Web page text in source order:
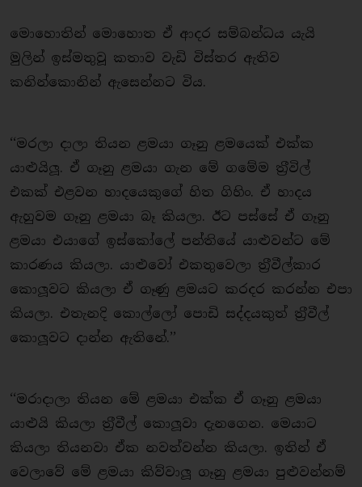
මොහොතින් මොහොත ඒ ආදර සම්බන්ධය යැයි
මුලින් ඉස්මතුවූ කතාව වැඩි විස්තර ඇතිව
කනින්කොනින් ඇසෙන්නට විය.
‘‘මරලා දාලා තියන ළමයා ගෑනු ළමයෙක් එක්ක
යාළුයිලූ. ඒ ගෑනු ළමයා ගැන මේ ගමේම ත‍්‍රීවිල්
එකක් එළවන හාදයෙකුගේ හිත ගිහිං. ඒ හාදය
ඇහුවම ගෑනු ළමයා බෑ කියලා. ඊට පස්සේ ඒ ගෑනු
ළමයා එයාගේ ඉස්කෝලේ පන්තියේ යාළුවන්ට මේ
කාරණය කියලා. යාළුවෝ එකතුවෙලා ත‍්‍රීවීල්කාර
කොලූවට කියලා ඒ ගෑණු ළමයට කරදර කරන්න එපා
කියලා. එතැනදි කොල්ලෝ පොඩි සද්දයකුත් ත‍්‍රීවීල්
කොලූවට දාන්න ඇතිනේ.’’
‘‘මරාදාලා තියන මේ ළමයා එක්ක ඒ ගෑනු ළමයා
යාළුයි කියලා ත‍්‍රීවීල් කොලූවා දැනගෙන. මෙයාට
කියලා තියනවා ඒක නවත්වන්න කියලා. ඉතින් ඒ
වෙලාවේ මේ ළමයා කිව්වාලූ ගෑනු ළමයා පුළුවන්නම්